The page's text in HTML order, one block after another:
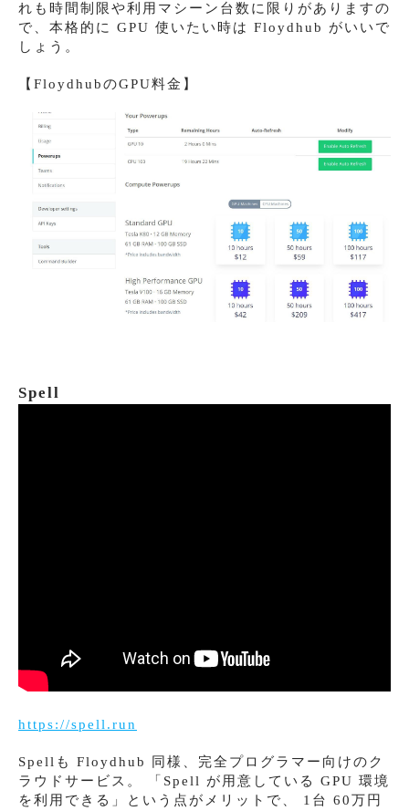
れも時間制限や利用マシーン台数に限りがありますの
で、本格的に GPU 使いたい時は Floydhub がいいで
しょう。
【FloydhubのGPU料金】
Spell
https://spell.run
Spellも Floydhub 同様、完全プログラマー向けのク
ラウドサービス。 「Spell が用意している GPU 環境
を利用できる」という点がメリットで、 1台 60万円